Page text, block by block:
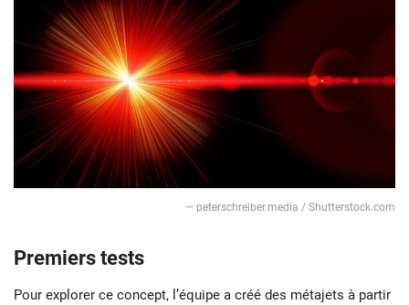
— peterschreiber.media / Shutterstock.com
Premiers tests
Pour explorer ce concept, l’équipe a créé des métajets à partir